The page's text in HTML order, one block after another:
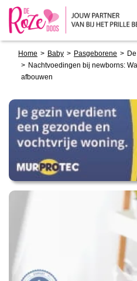
Home Baby Pasgeborene
Nachtvoedingen bij newborns:
afbouwen